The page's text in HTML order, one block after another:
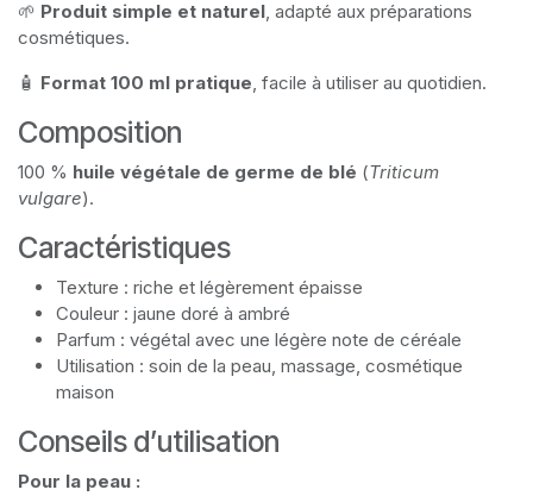
🌱 Produit simple et naturel, adapté aux préparations
cosmétiques.
🧴 Format 100 ml pratique, facile à utiliser au quotidien.
Composition
100 % huile végétale de germe de blé (Triticum
vulgare).
Caractéristiques
Texture : riche et légèrement épaisse
Couleur : jaune doré à ambré
Parfum : végétal avec une légère note de céréale
Utilisation : soin de la peau, massage, cosmétique
maison
Conseils d’utilisation
Pour la peau :